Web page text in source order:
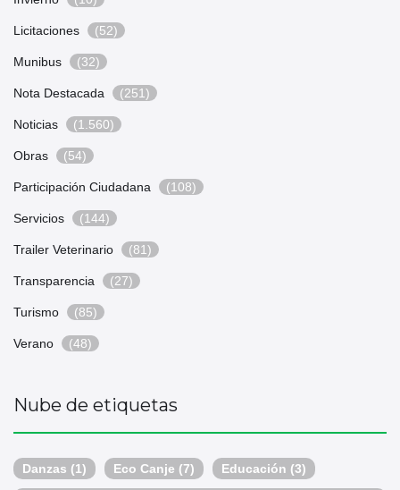
Licitaciones (52)
Munibus (32)
Nota Destacada (251)
Noticias (1.560)
Obras (54)
Participación Ciudadana (108)
Servicios (144)
Trailer Veterinario (81)
Transparencia (27)
Turismo (85)
Verano (48)
Nube de etiquetas
Danzas (1) Eco Canje (7) Educación (3)